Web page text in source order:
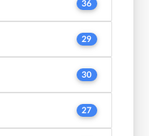
36
29
30
27